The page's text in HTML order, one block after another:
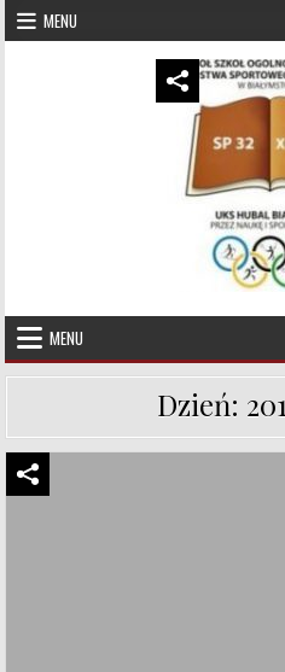
Skip to content
MENU
UKS Hubal
MENU
Dzień: